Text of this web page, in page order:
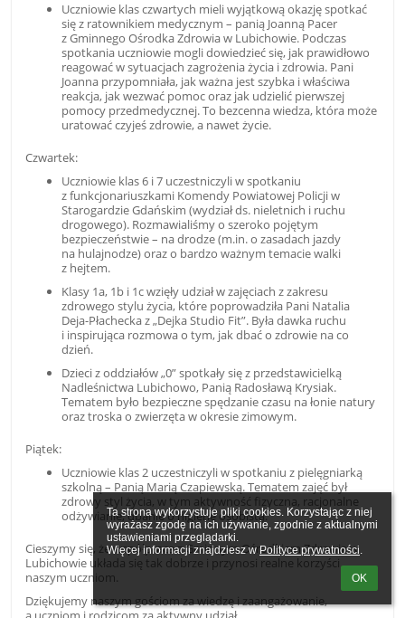
Ta strona wykorzystuje pliki cookies. Korzystając z niej
wyrażasz zgodę na ich używanie, zgodnie z aktualnymi
ustawieniami przeglądarki.
Więcej informacji znajdziesz w Polityce prywatności.
OK
Uczniowie klas czwartych mieli wyjątkową okazję spotkać
się z ratownikiem medycznym – panią Joanną Pacer
z Gminnego Ośrodka Zdrowia w Lubichowie. Podczas
spotkania uczniowie mogli dowiedzieć się, jak prawidłowo
reagować w sytuacjach zagrożenia życia i zdrowia. Pani
Joanna przypomniała, jak ważna jest szybka i właściwa
reakcja, jak wezwać pomoc oraz jak udzielić pierwszej
pomocy przedmedycznej. To bezcenna wiedza, która może
uratować czyjeś zdrowie, a nawet życie.
Czwartek:
Uczniowie klas 6 i 7 uczestniczyli w spotkaniu
z funkcjonariuszkami Komendy Powiatowej Policji w
Starogardzie Gdańskim (wydział ds. nieletnich i ruchu
drogowego). Rozmawialiśmy o szeroko pojętym
bezpieczeństwie – na drodze (m.in. o zasadach jazdy
na hulajnodze) oraz o bardzo ważnym temacie walki
z hejtem.
Klasy 1a, 1b i 1c wzięły udział w zajęciach z zakresu
zdrowego stylu życia, które poprowadziła Pani Natalia
Deja-Płachecka z „Dejka Studio Fit”. Była dawka ruchu
i inspirująca rozmowa o tym, jak dbać o zdrowie na co
dzień.
Dzieci z oddziałów „0” spotkały się z przedstawicielką
Nadleśnictwa Lubichowo, Panią Radosławą Krysiak.
Tematem było bezpieczne spędzanie czasu na łonie natury
oraz troska o zwierzęta w okresie zimowym.
Piątek:
Uczniowie klas 2 uczestniczyli w spotkaniu z pielęgniarką
szkolną – Panią Marią Czapiewską. Tematem zajęć był
zdrowy styl życia, w tym aktywność fizyczna, racjonalne
odżywianie, dbanie o higienę osobistą.
Cieszymy się, że współpraca z Gminnym Ośrodkiem Zdrowia w
Lubichowie układa się tak dobrze i przynosi realne korzyści
naszym uczniom.
Dziękujemy naszym gościom za wiedzę i zaangażowanie,